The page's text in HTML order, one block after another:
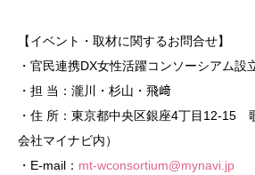
【イベント・取材に関するお問合せ】
・官民連携DX女性活躍コンソーシアム設
・担 当：瀧川・杉山・飛﨑
・住 所：東京都中央区銀座4丁目12-15
会社マイナビ内）
・E-mail： mt-wconsortium@mynavi.jp